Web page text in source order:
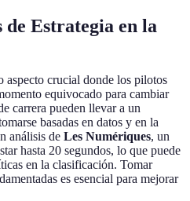
Estrategia en la
aspecto crucial donde los pilotos
equivocado para cambiar
carrera pueden llevar a un
basadas en datos y en la
análisis de Les Numériques, un
hasta 20 segundos, lo que puede
en la clasificación. Tomar
es esencial para mejorar